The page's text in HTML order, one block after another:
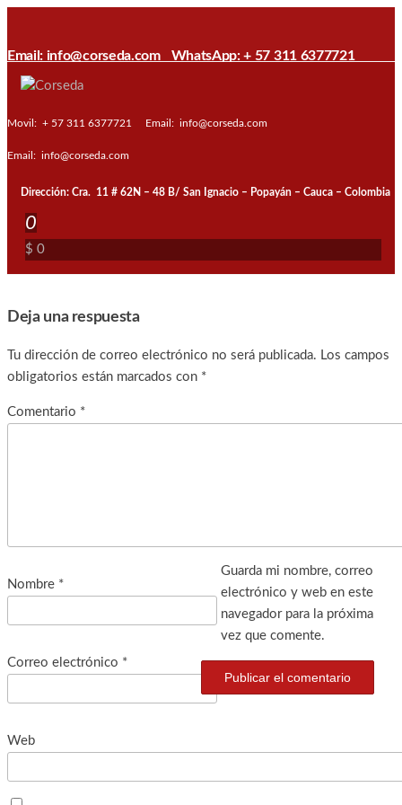
contenido
Email: info@corseda.com WhatsApp: + 57 311 6377721
desarrollo
sericultura
Movil: + 57 311 6377721
Email: info@corseda.com
Email: info@corseda.com
Dirección: Cra. 11 # 62N – 48 B/ San Ignacio – Popayán – Cauca – Colombia
0
$ 0
Deja una respuesta
Tu dirección de correo electrónico no será publicada. Los campos
obligatorios están marcados con *
Comentario *
Nombre *
Correo electrónico *
Web
Guarda mi nombre, correo
electrónico y web en este
navegador para la próxima
vez que comente.